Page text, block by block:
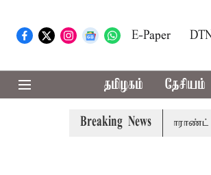
E-Paper
தமிழகம் தேசியம்
Breaking News
நீதிமன்றம் பிடிவாராண்ட்